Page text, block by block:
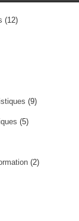
(12)
(9)
(5)
(2)